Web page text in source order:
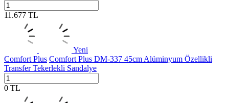
11.677 TL
Yeni
Comfort Plus Comfort Plus DM-337 45cm Alüminyum Özellikli
Transfer Tekerlekli Sandalye
0 TL